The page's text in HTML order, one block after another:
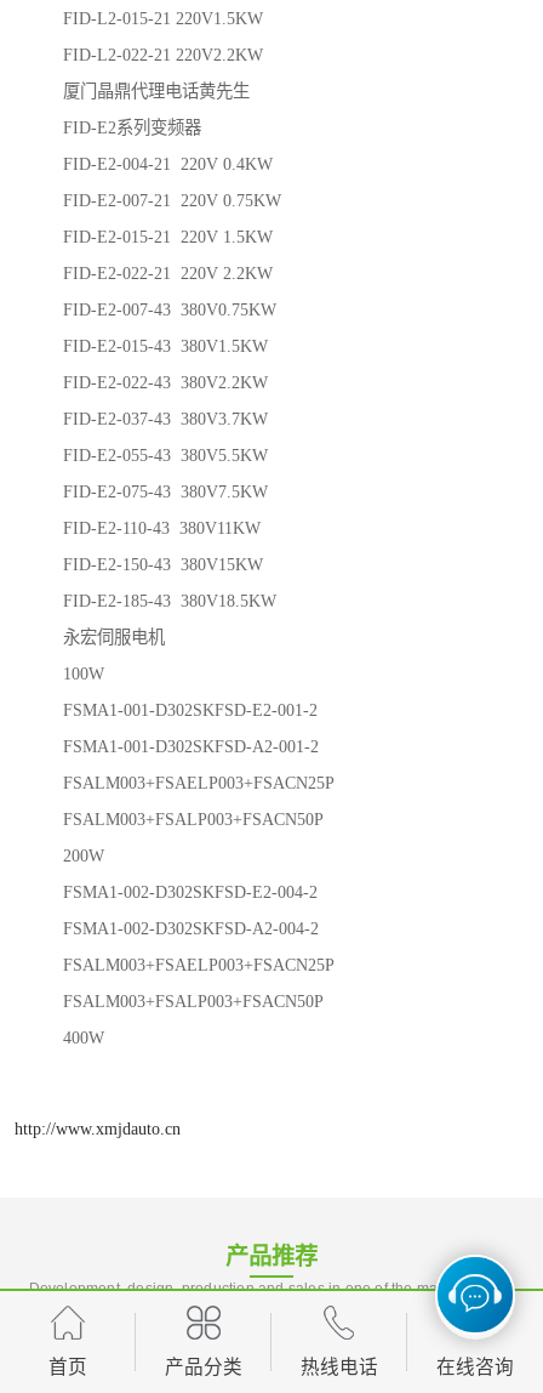
FID-L2-015-21 220V1.5KW
FID-L2-022-21 220V2.2KW
厦门晶鼎代理电话黄先生
FID-E2系列变频器
FID-E2-004-21 220V 0.4KW
FID-E2-007-21 220V 0.75KW
FID-E2-015-21 220V 1.5KW
FID-E2-022-21 220V 2.2KW
FID-E2-007-43 380V0.75KW
FID-E2-015-43 380V1.5KW
FID-E2-022-43 380V2.2KW
FID-E2-037-43 380V3.7KW
FID-E2-055-43 380V5.5KW
FID-E2-075-43 380V7.5KW
FID-E2-110-43 380V11KW
FID-E2-150-43 380V15KW
FID-E2-185-43 380V18.5KW
永宏伺服电机
100W
FSMA1-001-D302SKFSD-E2-001-2
FSMA1-001-D302SKFSD-A2-001-2
FSALM003+FSAELP003+FSACN25P
FSALM003+FSALP003+FSACN50P
200W
FSMA1-002-D302SKFSD-E2-004-2
FSMA1-002-D302SKFSD-A2-004-2
FSALM003+FSAELP003+FSACN25P
FSALM003+FSALP003+FSACN50P
400W
http://www.xmjdauto.cn
产品推荐
Development, design, production and sales in one of the manufacturing
enterprises
首页 产品分类 热线电话 在线咨询